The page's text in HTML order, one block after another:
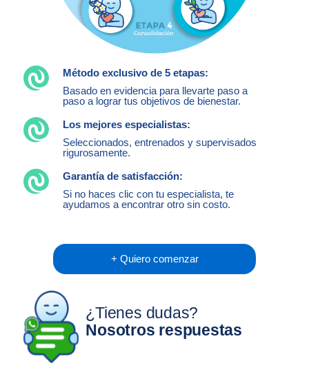
Método exclusivo de 5 etapas:
Basado en evidencia para llevarte paso a
paso a lograr tus objetivos de bienestar.
Los mejores especialistas:
Seleccionados, entrenados y supervisados
rigurosamente.
Garantía de satisfacción:
Si no haces clic con tu especialista, te
ayudamos a encontrar otro sin costo.
+ Quiero comenzar
¿Tienes dudas?
Nosotros respuestas